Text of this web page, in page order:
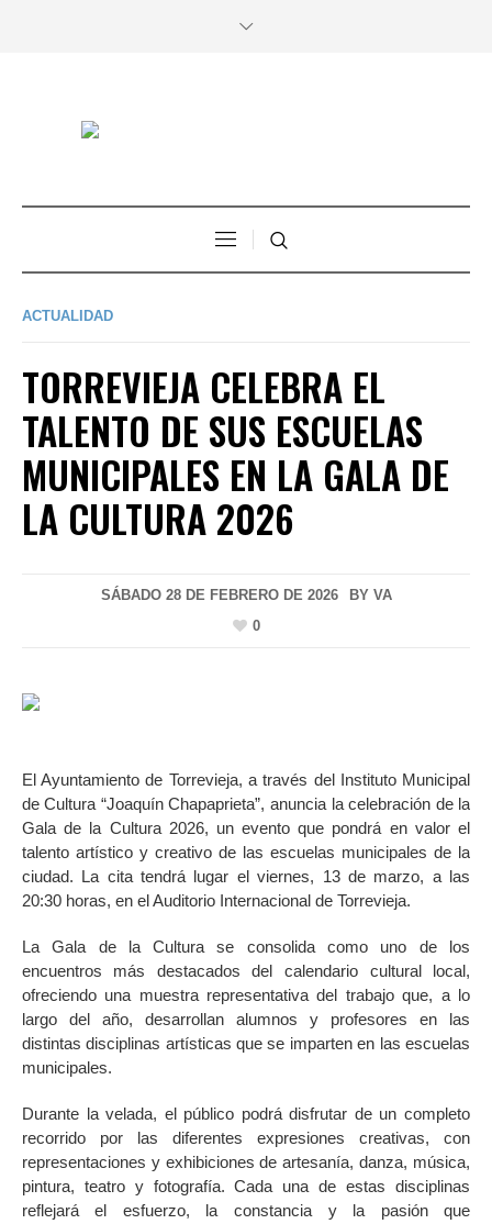
ACTUALIDAD
TORREVIEJA CELEBRA EL
TALENTO DE SUS ESCUELAS
MUNICIPALES EN LA GALA DE
LA CULTURA 2026
SÁBADO 28 DE FEBRERO DE 2026 BY VA
0
El Ayuntamiento de Torrevieja, a través del Instituto Municipal
de Cultura “Joaquín Chapaprieta”, anuncia la celebración de la
Gala de la Cultura 2026, un evento que pondrá en valor el
talento artístico y creativo de las escuelas municipales de la
ciudad. La cita tendrá lugar el viernes, 13 de marzo, a las
20:30 horas, en el Auditorio Internacional de Torrevieja.
La Gala de la Cultura se consolida como uno de los
encuentros más destacados del calendario cultural local,
ofreciendo una muestra representativa del trabajo que, a lo
largo del año, desarrollan alumnos y profesores en las
distintas disciplinas artísticas que se imparten en las escuelas
municipales.
Durante la velada, el público podrá disfrutar de un completo
recorrido por las diferentes expresiones creativas, con
representaciones y exhibiciones de artesanía, danza, música,
pintura, teatro y fotografía. Cada una de estas disciplinas
reflejará el esfuerzo, la constancia y la pasión que